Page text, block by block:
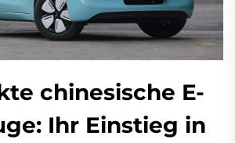
chinesische E-
Ihr Einstieg in